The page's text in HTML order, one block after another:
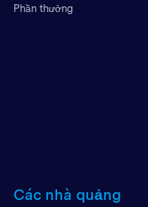
Phần thưởng
Các nhà quảng